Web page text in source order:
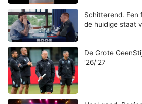
Schitterend. Een
de huidige staat
De Grote
'26/'27